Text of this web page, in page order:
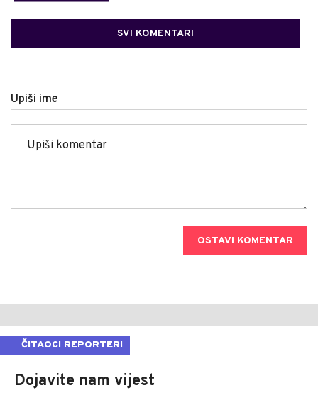
SVI KOMENTARI
Upiši ime
OSTAVI KOMENTAR
ČITAOCI REPORTERI
Dojavite nam vijest